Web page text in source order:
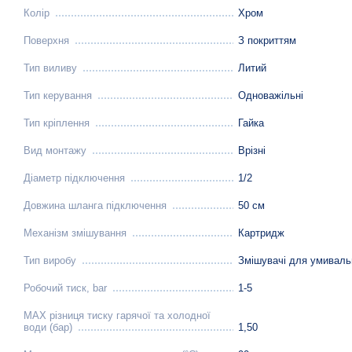
Колір Хром
Поверхня З покриттям
Тип виливу Литий
Тип керування Одноважільні
Тип кріплення Гайка
Вид монтажу Врізні
Діаметр підключення 1/2
Довжина шланга підключення 50 см
Механізм змішування Картридж
Тип виробу Змішувачі для
Робочий тиск, bar 1-5
MAX різниця тиску гарячої та холодної
води (бар)
1,50